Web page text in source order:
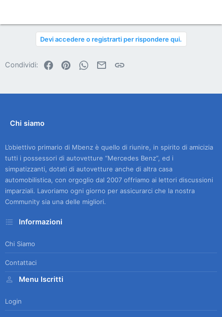
Devi accedere o registrarti per rispondere qui.
Condividi: FacebookPinterestWhatsApp
Email
Chi siamo
L’obiettivo primario di Mbenz è quello di riunire, in spirito di amicizia
tutti i possessori di autovetture “Mercedes Benz”, ed i
simpatizzanti, dotati di autovetture anche di altra casa
automobilistica, con orgoglio dal 2007 offriamo ai lettori discussioni
imparziali. Lavoriamo ogni giorno per assicurarci che la nostra
Community sia una delle migliori.
Informazioni
Chi Siamo
Contattaci
Menu Iscritti
Login